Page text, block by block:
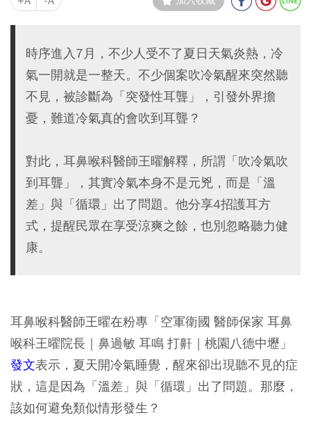
時序進入7月，不少人受不了夏日天氣炎熱，冷
氣一開就是一整天。不少個案吹冷氣醒來突然聽
不見，被診斷為「突發性耳聾」，引發外界擔
憂，難道冷氣真的會吹到耳聾？
對此，耳鼻喉科醫師王曜解釋，所謂「吹冷氣吹
到耳聾」，其實冷氣本身不是元兇，而是「溫
差」與「循環」出了問題。他分享4招護耳方
式，提醒民眾在享受涼爽之餘，也別忽略聽力健
康。
耳鼻喉科醫師王曜在粉專「空軍衛國 醫師保家 耳鼻
喉科王曜院長｜鼻過敏 耳鳴 打鼾｜桃園八德中壢」
發文表示，夏天開冷氣睡覺，醒來卻出現聽不見的症
狀，這是因為「溫差」與「循環」出了問題。那麼，
該如何避免類似情形發生？